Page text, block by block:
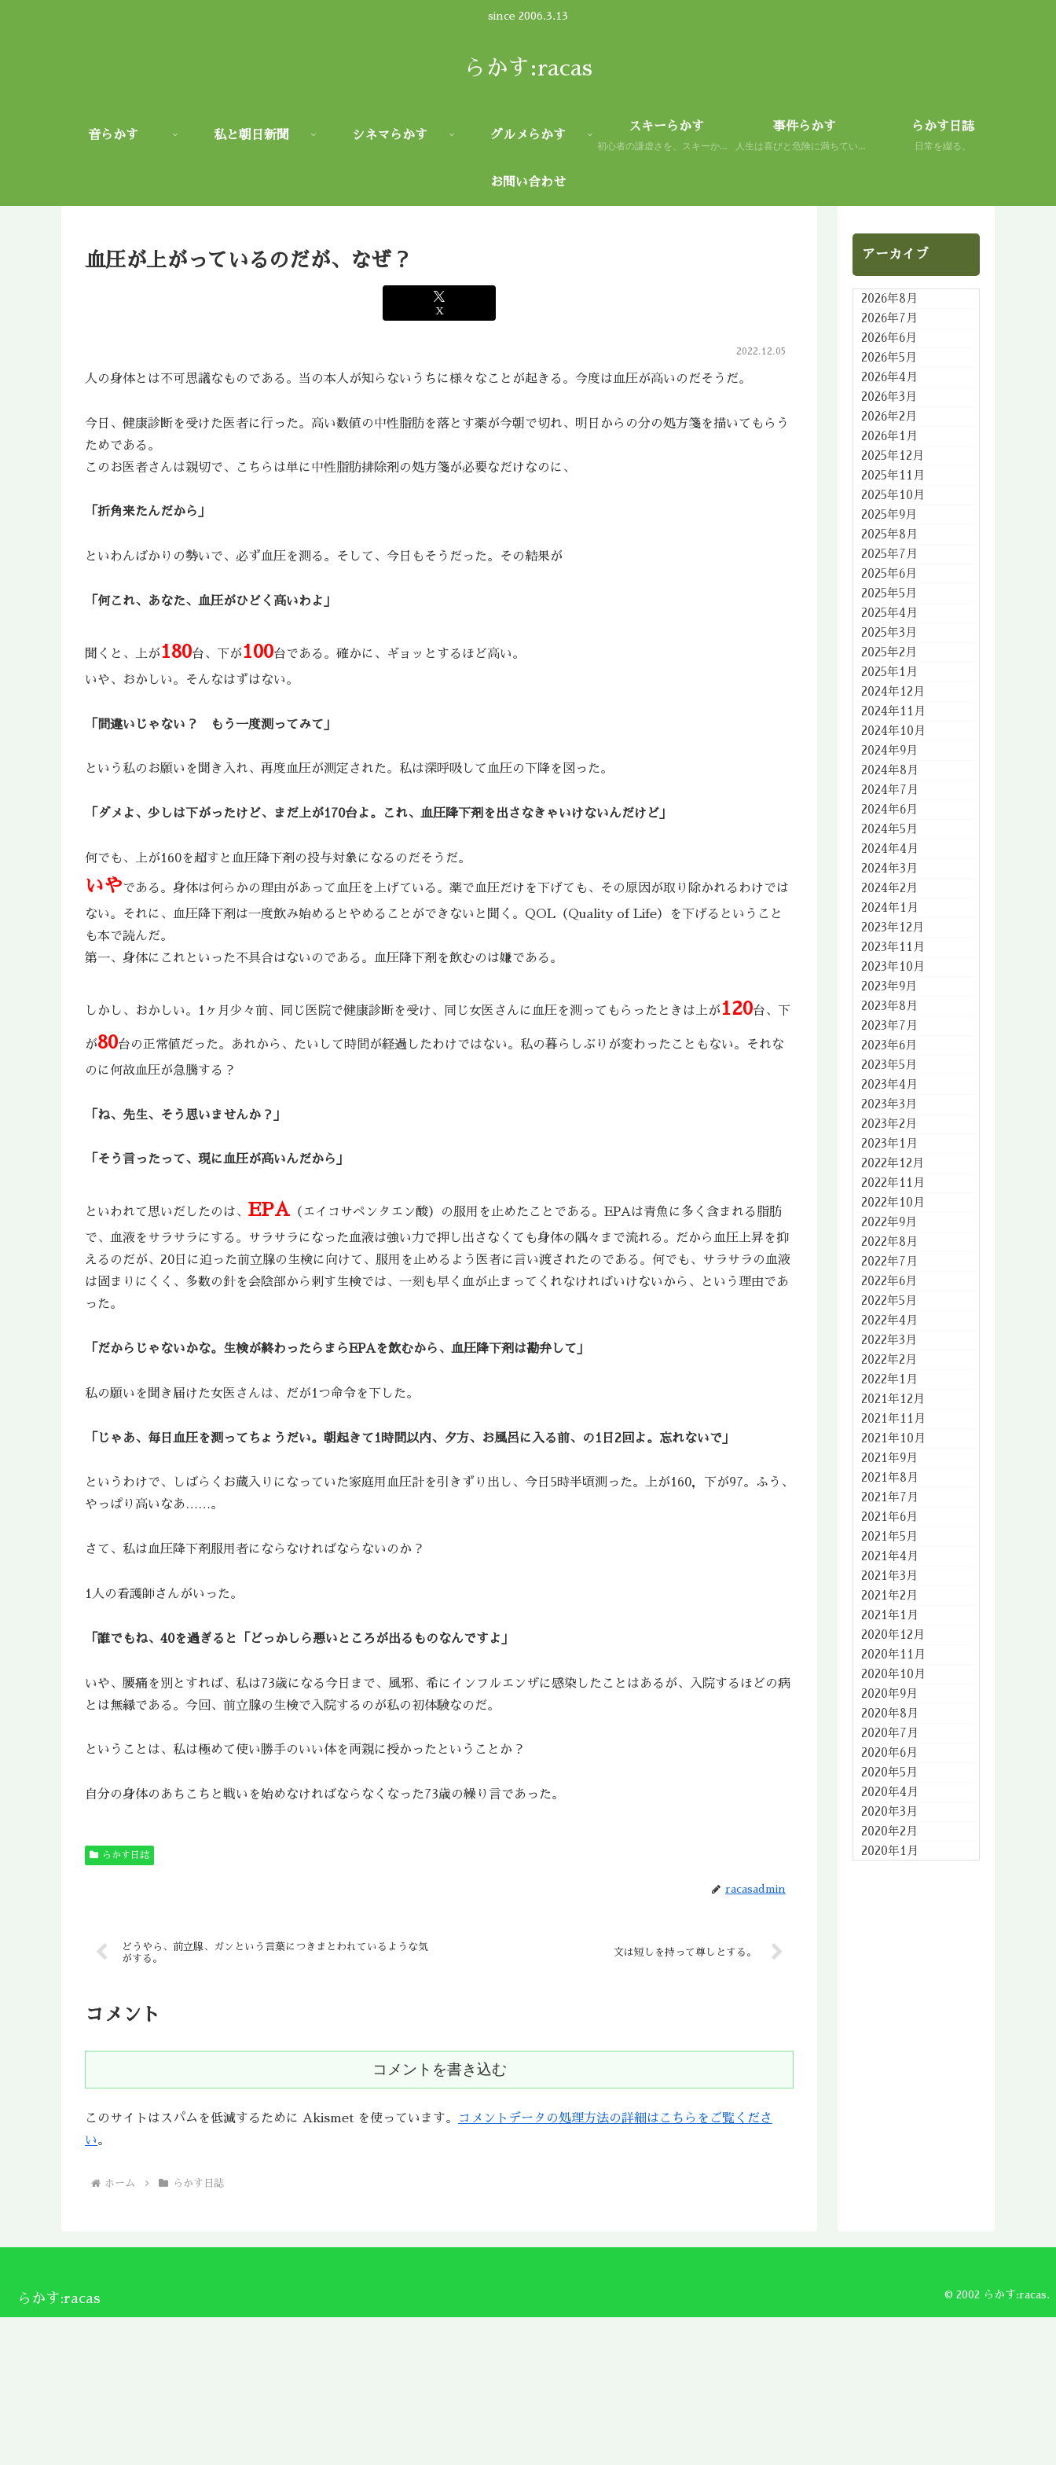
since 2006.3.13
らかす:racas
音らかす 私と朝日新聞 シネマらかす グルメらかす
スキーらかす
初心者の謙虚さを、スキーから学ぶ。 人生もまた然り。
事件らかす
人生は喜びと危険に満ちている。 だから面白い。
らかす日誌
日常を綴る。
お問い合わせ
血圧が上がっているのだが、なぜ？
X
2022.12.05
人の身体とは不可思議なものである。当の本人が知らないうちに様々なことが起きる。今度は血圧が高いのだそうだ。
今日、健康診断を受けた医者に行った。高い数値の中性脂肪を落とす薬が今朝で切れ、明日からの分の処方箋を描いてもらう
ためである。
このお医者さんは親切で、こちらは単に中性脂肪排除剤の処方箋が必要なだけなのに、
「折角来たんだから」
といわんばかりの勢いで、必ず血圧を測る。そして、今日もそうだった。その結果が
「何これ、あなた、血圧がひどく高いわよ」
聞くと、上が 180台、下が 100台である。確かに、ギョッとするほど高い。
いや、おかしい。そんなはずはない。
「間違いじゃない？ もう一度測ってみて」
という私のお願いを聞き入れ、再度血圧が測定された。私は深呼吸して血圧の下降を図った。
「ダメよ、少しは下がったけど、まだ上が170台よ。これ、血圧降下剤を出さなきゃいけないんだけど」
何でも、上が160を超すと血圧降下剤の投与対象になるのだそうだ。
いやである。身体は何らかの理由があって血圧を上げている。薬で血圧だけを下げても、その原因が取り除かれるわけでは
ない。それに、血圧降下剤は一度飲み始めるとやめることができないと聞く。QOL（Quality of Life）を下げるということ
も本で読んだ。
第一、身体にこれといった不具合はないのである。血圧降下剤を飲むのは嫌である。
しかし、おかしい。1ヶ月少々前、同じ医院で健康診断を受け、同じ女医さんに血圧を測ってもらったときは上が 120台、下
が80台の正常値だった。あれから、たいして時間が経過したわけではない。私の暮らしぶりが変わったこともない。それな
のに何故血圧が急騰する？
「ね、先生、そう思いませんか？」
「そう言ったって、現に血圧が高いんだから」
といわれて思いだしたのは、 EPA （エイコサペンタエン酸）の服用を止めたことである。EPAは青魚に多く含まれる脂肪
で、血液をサラサラにする。サラサラになった血液は強い力で押し出さなくても身体の隅々まで流れる。だから血圧上昇を抑
えるのだが、20日に迫った前立腺の生検に向けて、服用を止めるよう医者に言い渡されたのである。何でも、サラサラの血液
は固まりにくく、多数の針を会陰部から刺す生検では、一刻も早く血が止まってくれなければいけないから、という理由であ
った。
「だからじゃないかな。生検が終わったらまらEPAを飲むから、血圧降下剤は勘弁して」
私の願いを聞き届けた女医さんは、だが1つ命令を下した。
「じゃあ、毎日血圧を測ってちょうだい。朝起きて1時間以内、夕方、お風呂に入る前、の1日2回よ。忘れないで」
というわけで、しばらくお蔵入りになっていた家庭用血圧計を引きずり出し、今日5時半頃測った。上が160，下が97。ふう、
やっぱり高いなあ……。
さて、私は血圧降下剤服用者にならなければならないのか？
1人の看護師さんがいった。
「誰でもね、40を過ぎると「どっかしら悪いところが出るものなんですよ」
いや、腰痛を別とすれば、私は73歳になる今日まで、風邪、希にインフルエンザに感染したことはあるが、入院するほどの病
とは無縁である。今回、前立腺の生検で入院するのが私の初体験なのだ。
ということは、私は極めて使い勝手のいい体を両親に授かったということか？
自分の身体のあちこちと戦いを始めなければならなくなった73歳の繰り言であった。
らかす日誌
racasadmin
どうやら、前立腺、ガンという言葉につきまとわれているような気
がする。
文は短しを持って尊しとする。
コメント
コメントを書き込む
このサイトはスパムを低減するために Akismet を使っています。
コメントデータの処理方法の詳細はこちらをご覧くださ
い。
ホーム らかす日誌
アーカイブ
2026年8月
2026年7月
2026年6月
2026年5月
2026年4月
2026年3月
2026年2月
2026年1月
2025年12月
2025年11月
2025年10月
2025年9月
2025年8月
2025年7月
2025年6月
2025年5月
2025年4月
2025年3月
2025年2月
2025年1月
2024年12月
2024年11月
2024年10月
2024年9月
2024年8月
2024年7月
2024年6月
2024年5月
2024年4月
2024年3月
2024年2月
2024年1月
2023年12月
2023年11月
2023年10月
2023年9月
2023年8月
2023年7月
2023年6月
2023年5月
2023年4月
2023年3月
2023年2月
2023年1月
2022年12月
2022年11月
2022年10月
2022年9月
2022年8月
2022年7月
2022年6月
2022年5月
2022年4月
2022年3月
2022年2月
2022年1月
2021年12月
2021年11月
2021年10月
2021年9月
2021年8月
2021年7月
2021年6月
2021年5月
2021年4月
2021年3月
2021年2月
2021年1月
2020年12月
2020年11月
2020年10月
2020年9月
2020年8月
2020年7月
2020年6月
2020年5月
2020年4月
2020年3月
2020年2月
2020年1月
らかす:racas © 2002 らかす:racas.